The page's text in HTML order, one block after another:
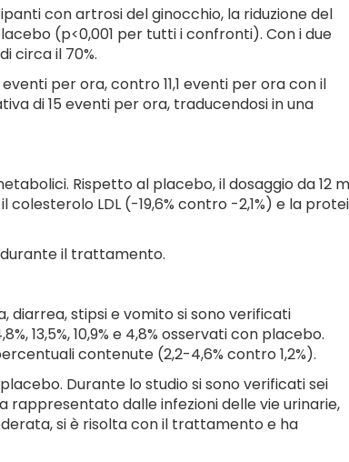
con artrosi del ginocchio, la riduzione del
(p<0,001 per tutti i confronti). Con i due
circa il 70%.
per ora, contro 11,1 eventi per ora con il
di 15 eventi per ora, traducendosi in una
Rispetto al placebo, il dosaggio da 12
LDL (-19,6% contro -2,1%) e la
il trattamento.
diarrea, stipsi e vomito si sono verificati
13,5%, 10,9% e 4,8% osservati con placebo.
contenute (2,2-4,6% contro 1,2%).
Durante lo studio si sono verificati sei
rappresentato dalle infezioni delle vie urinarie,
si è risolta con il trattamento e ha